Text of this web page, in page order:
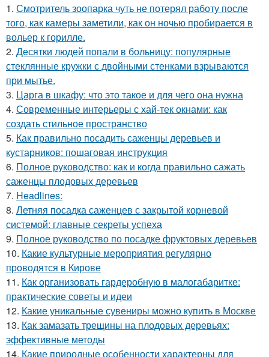
1. Смотритель зоопарка чуть не потерял работу после
того, как камеры заметили, как он ночью пробирается в
вольер к горилле.
2. Десятки людей попали в больницу: популярные
стеклянные кружки с двойными стенками взрываются
при мытье.
3. Царга в шкафу: что это такое и для чего она нужна
4. Современные интерьеры с хай-тек окнами: как
создать стильное пространство
5. Как правильно посадить саженцы деревьев и
кустарников: пошаговая инструкция
6. Полное руководство: как и когда правильно сажать
саженцы плодовых деревьев
7. Headlines:
8. Летняя посадка саженцев с закрытой корневой
системой: главные секреты успеха
9. Полное руководство по посадке фруктовых деревьев
10. Какие культурные мероприятия регулярно
проводятся в Кирове
11. Как организовать гардеробную в малогабаритке:
практические советы и идеи
12. Какие уникальные сувениры можно купить в Москве
13. Как замазать трещины на плодовых деревьях:
эффективные методы
14. Какие природные особенности характерны для